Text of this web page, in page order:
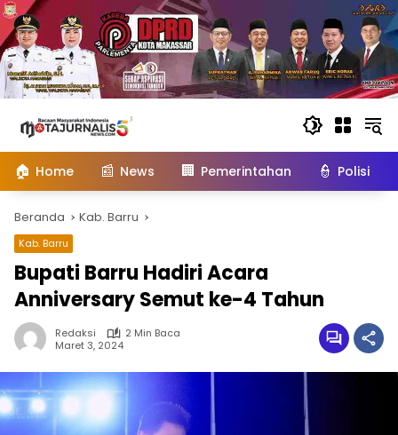
konten
🏠 Home 📰 News 🏢 Pemerintahan 👮 Polisi
Beranda Kab. Barru
Kab. Barru
Bupati Barru Hadiri Acara
Anniversary Semut ke-4 Tahun
Redaksi
2 Min Baca
Maret 3, 2024